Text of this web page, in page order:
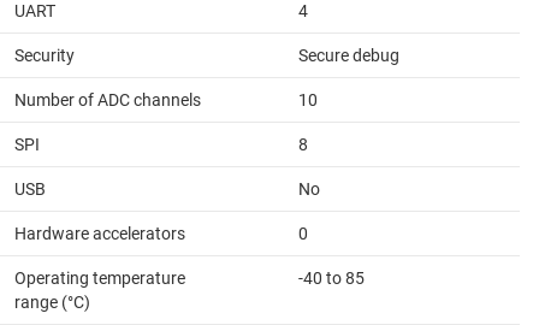
UART 4
Security Secure debug
Number of ADC channels 10
SPI 8
USB No
Hardware accelerators 0
Operating temperature
range (°C)
-40 to 85